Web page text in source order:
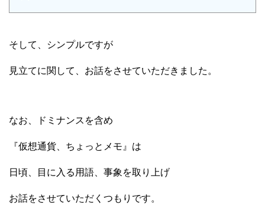
そして、シンプルですが
見立てに関して、お話をさせていただきました。
なお、ドミナンスを含め
『仮想通貨、ちょっとメモ』は
日頃、目に入る用語、事象を取り上げ
お話をさせていただくつもりです。